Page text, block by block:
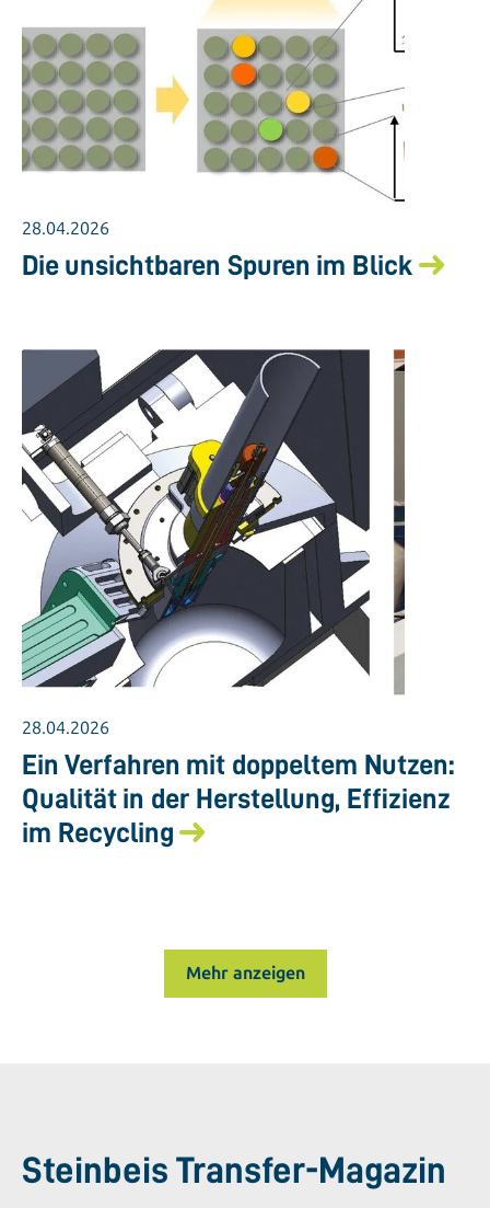
28.04.2026
Die unsichtbaren Spuren im Blick
28.04.2026
Ein Verfahren mit doppeltem Nutzen:
Qualität in der Herstellung, Effizienz
im Recycling
Mehr anzeigen
Steinbeis Transfer-Magazin